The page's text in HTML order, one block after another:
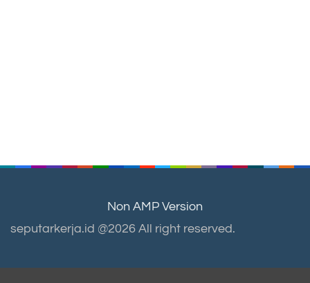
Non AMP Version
seputarkerja.id @2026 All right reserved.